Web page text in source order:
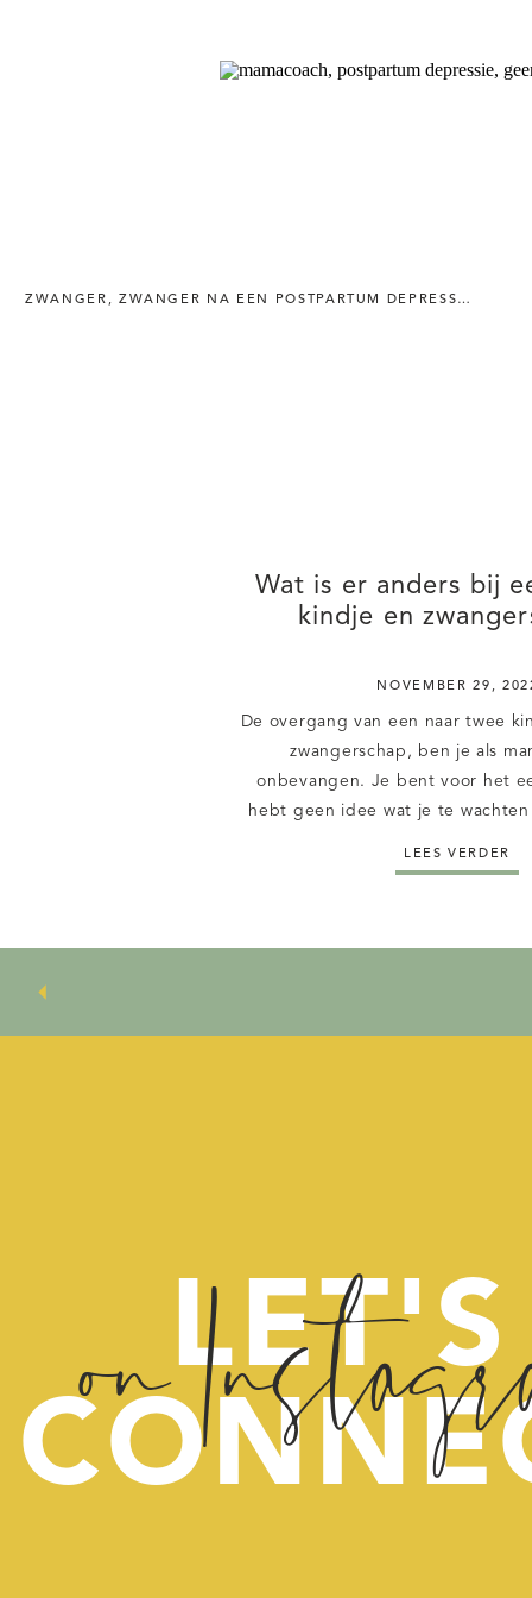
ZWANGER , ZWANGER NA EEN POSTPARTUM DEPRESSIE
Wat is er anders bij
kindje en
NOVEMBER 29,
De overgang van een naar twee
zwangerschap, ben je als
onbevangen. Je bent voor het
hebt geen idee wat je te
ene tweede zwangerschap wel
LEES VERDER
LET'S